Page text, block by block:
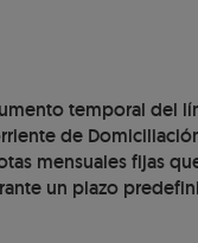
temporal del
de
mensuales fijas
un plazo